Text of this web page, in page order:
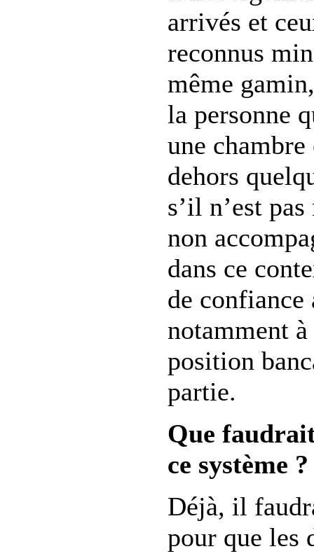
arrivés et
reconnus
même
la personne
une
dehors
s’il n’est
non
dans ce
de confiance
notamment à
position
partie.
Que
ce système ?
Déjà, il
pour que les